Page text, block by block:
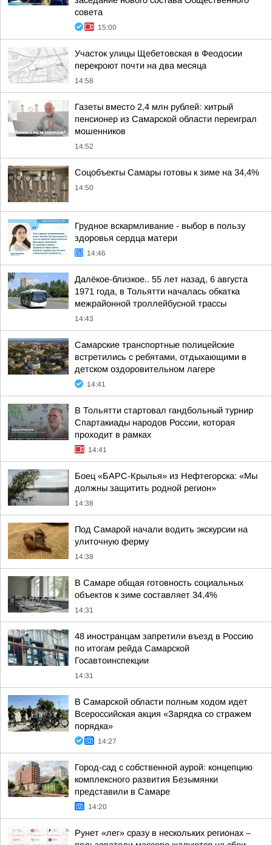
совета
15:00
Участок улицы Щебетовская в Феодосии
перекроют почти на два месяца
14:58
Газеты вместо 2,4 млн рублей: хитрый
пенсионер из Самарской области переиграл
мошенников
14:52
Соцобъекты Самары готовы к зиме на 34,4%
14:50
Грудное вскармливание - выбор в пользу
здоровья сердца матери
14:46
Далёкое-близкое.. 55 лет назад, 6 августа
1971 года, в Тольятти началась обкатка
межрайонной троллейбусной трассы
14:43
Самарские транспортные полицейские
встретились с ребятами, отдыхающими в
детском оздоровительном лагере
14:41
В Тольятти стартовал гандбольный турнир
Спартакиады народов России, которая
проходит в рамках
14:41
Боец «БАРС-Крылья» из Нефтегорска: «Мы
должны защитить родной регион»
14:38
Под Самарой начали водить экскурсии на
улиточную ферму
14:38
В Самаре общая готовность социальных
объектов к зиме составляет 34,4%
14:31
48 иностранцам запретили въезд в Россию
по итогам рейда Самарской
Госавтоинспекции
14:31
В Самарской области полным ходом идет
Всероссийская акция «Зарядка со стражем
порядка»
14:27
Город-сад с собственной аурой: концепцию
комплексного развития Безымянки
представили в Самаре
14:20
Рунет «лег» сразу в нескольких регионах –